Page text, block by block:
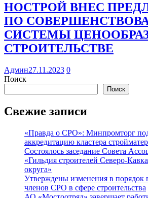
НОСТРОЙ ВНЕС
ПО
СИСТЕМЫ
СТРОИТЕЛЬСТВЕ
Админ27.11.2023 0
Поиск
Поиск
Свежие записи
«Правда о СРО»: Минпромторг
аккредитацию кластера
Состоялось заседание Совета
«Гильдия строителей Северо-
округа»
Утверждены изменения в порядок
членов СРО в сфере строительства